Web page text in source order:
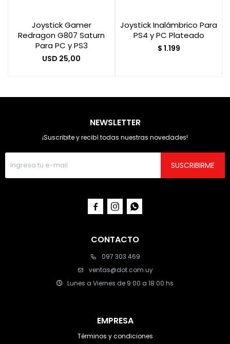
Joystick Gamer
Redragon G807 Saturn
Para PC y PS3
USD 25,00
Joystick Inalámbrico Para
PS4 y PC Plateado
$ 1.199
CONTACTO
097 303 469
ventas@dot.com.uy
Lunes a Viernes de 9:00 a 18:00 hs
EMPRESA
Términos y condiciones
NEWSLETTER
¡Suscribite y recibí todas nuestras novedades!
SUSCRIBIRME
  